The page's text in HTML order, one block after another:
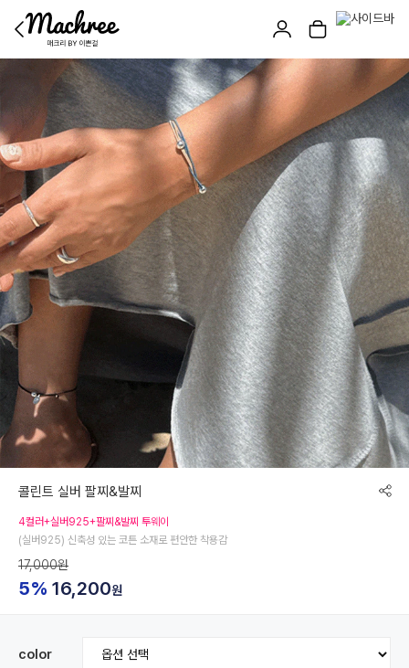
콜린트 실버 팔찌&발찌
4컬러+실버925+팔찌&발찌 투웨이
(실버925) 신축성 있는 코튼 소재로 편안한 착용감
17,000원
5% 16,200원
color